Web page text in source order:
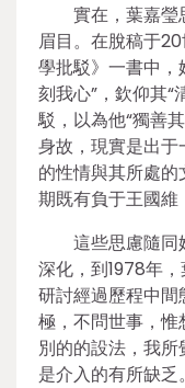
實在，葉嘉瑩
眉目。在脫稿于
學批駁》一書中，
刻我心”，欽仰其“
駁，以為他“獨善
身故，現實是出
的性情與其所處
期既有負于王國維
這些思慮隨同
深化，到1978年
研討經過歷程中
極，不問世事，惟
別的的設法，我
是介入的有所缺乏